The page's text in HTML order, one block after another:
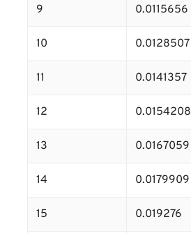
9 0.0115656
10 0.0128507
11 0.0141357
12 0.0154208
13 0.0167059
14 0.0179909
15 0.019276